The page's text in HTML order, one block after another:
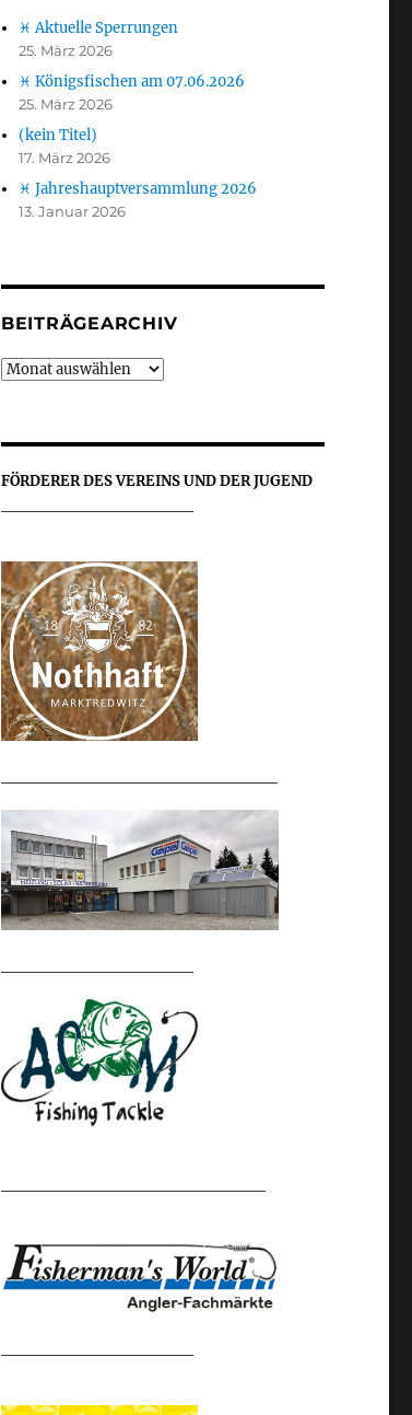
♓ Aktuelle Sperrungen
25. März 2026
♓ Königsfischen am 07.06.2026
25. März 2026
(kein Titel)
17. März 2026
♓ Jahreshauptversammlung 2026
13. Januar 2026
BEITRÄGEARCHIV
Beiträgearchiv
FÖRDERER DES VEREINS UND DER JUGEND